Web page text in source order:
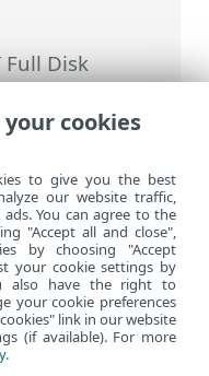
Full Disk
Full Disk
cookies
to give you the best
our website traffic,
You can agree to the
"Accept all and close",
by choosing "Accept
your cookie settings by
also have the right to
your cookie preferences
link in our website
(if available). For more
.